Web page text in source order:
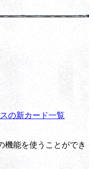
の新カード一覧
機能を使うことができ